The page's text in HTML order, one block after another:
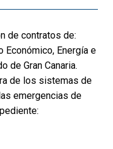
de contratos de:
Económico, Energía e
de Gran Canaria.
de los sistemas de
emergencias de